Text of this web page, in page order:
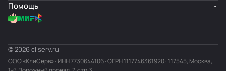
Помощь
© 2026 cliserv.ru
ООО «КлиСерв» · ИНН7730644106· ОГРН 1117746361920 · 117545, Москва,